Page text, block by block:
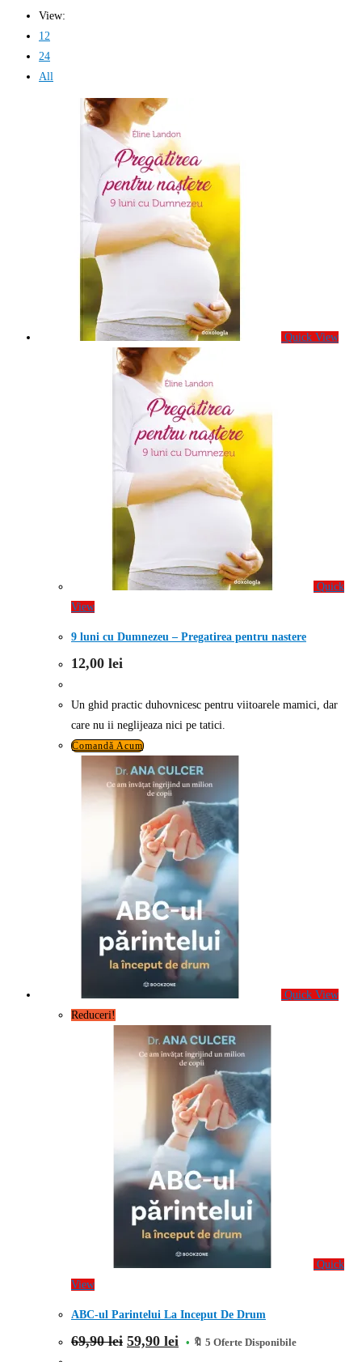
View:
12
24
All
Quick View
Quick
View
9 luni cu Dumnezeu – Pregatirea pentru nastere
12,00 lei
Un ghid practic duhovnicesc pentru viitoarele mamici, dar
care nu ii neglijeaza nici pe tatici.
Comandă Acum
Quick View
Reduceri!
Quick
View
ABC-ul Parintelui La Inceput De Drum
69,90lei Prețul
inițial
59,90 lei Prețul
🔖 5 Oferte Disponibile